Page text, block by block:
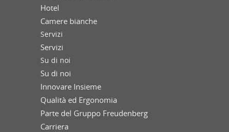
Hotel
Camere bianche
Servizi
Servizi
Su di noi
Su di noi
Innovare Insieme
Qualità ed Ergonomia
Parte del Gruppo Freudenberg
Carriera